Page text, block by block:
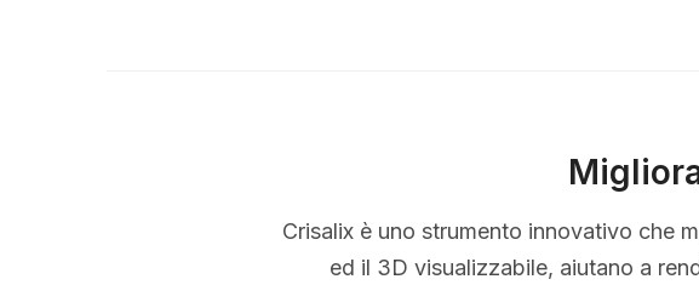
Crisalix è uno strumento innovativo che
ed il 3D visualizzabile, aiutano a